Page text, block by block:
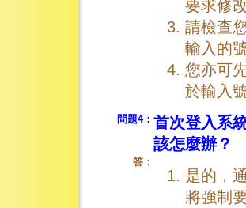
要求修
請檢查
輸入的
您亦可
於輸入
問題4： 首次登入系
該怎麼辦？
答：
是的，
將強制